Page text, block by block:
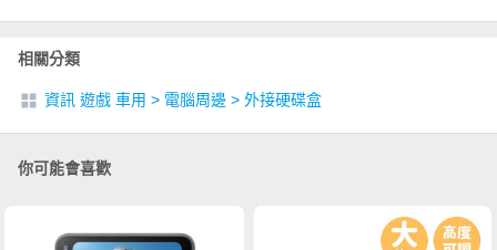
相關分類
資訊 遊戲 車用 > 電腦周邊 > 外接硬碟盒
你可能會喜歡